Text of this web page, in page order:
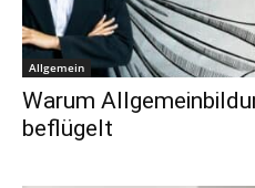
Allgemein
Warum
beflügelt